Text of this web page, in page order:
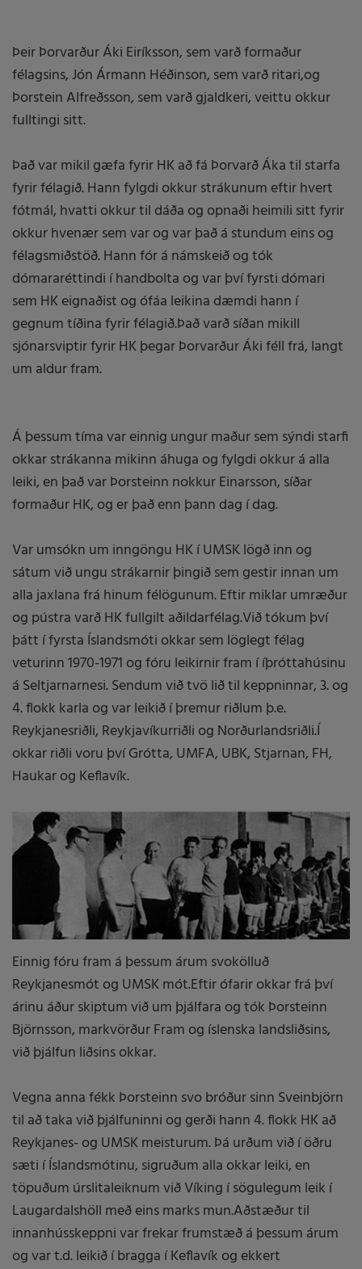
Þeir Þorvarður Áki Eiríksson, sem varð formaður
félagsins, Jón Ármann Héðinson, sem varð ritari,og
Þorstein Alfreðsson, sem varð gjaldkeri, veittu okkur
fulltingi sitt.
Það var mikil gæfa fyrir HK að fá Þorvarð Áka til starfa
fyrir félagið. Hann fylgdi okkur strákunum eftir hvert
fótmál, hvatti okkur til dáða og opnaði heimili sitt fyrir
okkur hvenær sem var og var það á stundum eins og
félagsmiðstöð. Hann fór á námskeið og tók
dómararéttindi í handbolta og var því fyrsti dómari
sem HK eignaðist og ófáa leikina dæmdi hann í
gegnum tíðina fyrir félagið.Það varð síðan mikill
sjónarsviptir fyrir HK þegar Þorvarður Áki féll frá, langt
um aldur fram.
Á þessum tíma var einnig ungur maður sem sýndi starfi
okkar strákanna mikinn áhuga og fylgdi okkur á alla
leiki, en það var Þorsteinn nokkur Einarsson, síðar
formaður HK, og er það enn þann dag í dag.
Var umsókn um inngöngu HK í UMSK lögð inn og
sátum við ungu strákarnir þingið sem gestir innan um
alla jaxlana frá hinum félögunum. Eftir miklar umræður
og pústra varð HK fullgilt aðildarfélag.Við tókum því
þátt í fyrsta Íslandsmóti okkar sem löglegt félag
veturinn 1970-1971 og fóru leikirnir fram í íþróttahúsinu
á Seltjarnarnesi. Sendum við tvö lið til keppninnar, 3. og
4. flokk karla og var leikið í þremur riðlum þ.e.
Reykjanesriðli, Reykjavíkurriðli og Norðurlandsriðli.Í
okkar riðli voru því Grótta, UMFA, UBK, Stjarnan, FH,
Haukar og Keflavík.
Einnig fóru fram á þessum árum svokölluð
Reykjanesmót og UMSK mót.Eftir ófarir okkar frá því
árinu áður skiptum við um þjálfara og tók Þorsteinn
Björnsson, markvörður Fram og íslenska landsliðsins,
við þjálfun liðsins okkar.
Vegna anna fékk Þorsteinn svo bróður sinn Sveinbjörn
til að taka við þjálfuninni og gerði hann 4. flokk HK að
Reykjanes- og UMSK meisturum. Þá urðum við í öðru
sæti í Íslandsmótinu, sigruðum alla okkar leiki, en
töpuðum úrslitaleiknum við Víking í sögulegum leik í
Laugardalshöll með eins marks mun.Aðstæður til
innanhússkeppni var frekar frumstæð á þessum árum
og var t.d. leikið í bragga í Keflavík og ekkert